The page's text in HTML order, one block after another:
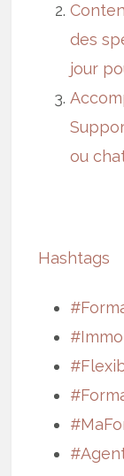
des
jour
ou
Hashtags